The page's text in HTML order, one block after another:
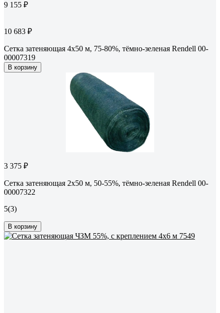
9 155 ₽
10 683 ₽
Сетка затеняющая 4x50 м, 75-80%, тёмно-зеленая Rendell 00-
00007319
В корзину
3 375 ₽
Сетка затеняющая 2x50 м, 50-55%, тёмно-зеленая Rendell 00-
00007322
5(3)
В корзину